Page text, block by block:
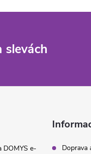
slevách
DOMYS e-
Doprava